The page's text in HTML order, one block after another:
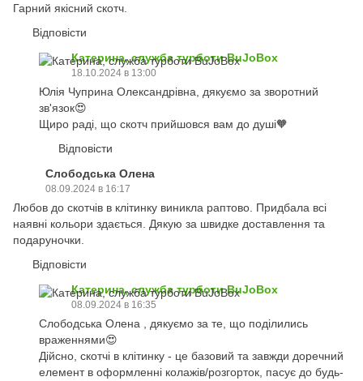
Гарний якісний скотч.
Відповісти
Катерина, служба турботи BuJoBox
18.10.2024 в 13:00
Юлія Чуприна Олександрівна, дякуємо за зворотний
зв'язок😍
Щиро раді, що скотч прийшовся вам до душі🧡
Відповісти
Слободська Олена
08.09.2024 в 16:17
Любов до скотчів в клітинку виникла раптово. Придбала всі
наявні кольори здається. Дякую за швидке доставлення та
подаруночки.
Відповісти
Катерина, служба турботи BuJoBox
08.09.2024 в 16:35
Слободська Олена , дякуємо за те, що поділились
враженнями😍
Дійсно, скотчі в клітинку - це базовий та завжди доречний
елемент в оформленні колажів/розгорток, пасує до будь-